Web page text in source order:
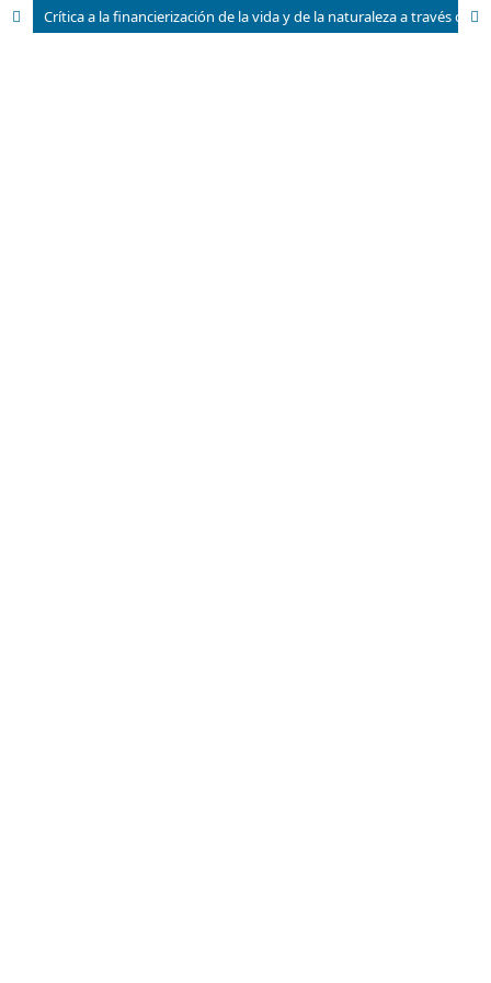
Crítica a la financierización de la vida y de la naturaleza a través del sistema de la deuda